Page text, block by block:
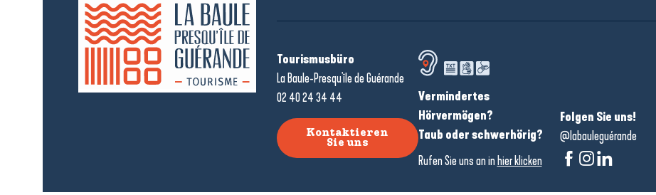
Tourismusbüro
La Baule-Presqu'île de Guérande
02 40 24 34 44
Kontaktieren
Sie uns
Vermindertes
Hörvermögen?
Taub oder schwerhörig?
Rufen Sie uns an in hier klicken
Folgen Sie uns!
@labauleguérande